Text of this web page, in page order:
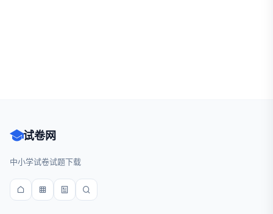
试卷网
中小学试卷试题下载